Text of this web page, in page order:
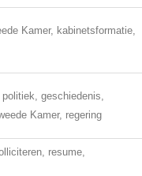
Kamer, kabinetsformatie,
geschiedenis,
Kamer, regering
resume,